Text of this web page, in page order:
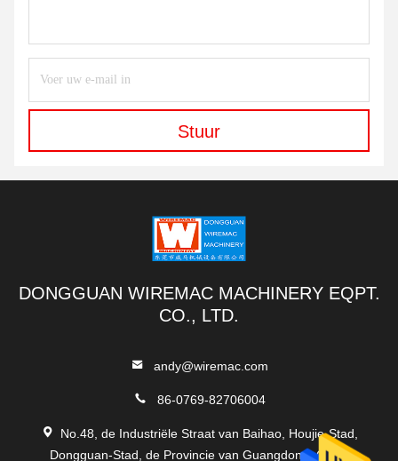
Stuur
DONGGUAN WIREMAC MACHINERY EQPT.
CO., LTD.
andy@wiremac.com
86-0769-82706004
No.48, de Industriële Straat van Baihao, Houjie-Stad,
Dongguan-Stad, de Provincie van Guangdong, China